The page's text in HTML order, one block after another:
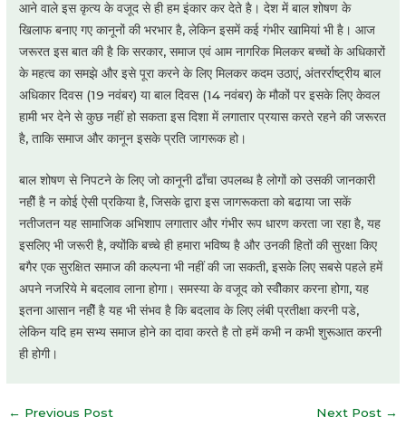
आने वाले इस कृत्य के वजूद से ही हम इंकार कर देते है। देश में बाल शोषण के
खिलाफ बनाए गए कानूनों की भरभार है, लेकिन इसमें कई गंभीर खामियां भी है। आज
जरूरत इस बात की है कि सरकार, समाज एवं आम नागरिक मिलकर बच्चों के अधिकारों
के महत्व का समझे और इसे पूरा करने के लिए मिलकर कदम उठाएं, अंतरर्राष्ट्रीय बाल
अधिकार दिवस (19 नवंबर) या बाल दिवस (14 नवंबर) के मौकों पर इसके लिए केवल
हामी भर देने से कुछ नहीं हो सकता इस दिशा में लगातार प्रयास करते रहने की जरूरत
है, ताकि समाज और कानून इसके प्रति जागरूक हो।
बाल शोषण से निपटने के लिए जो कानूनी ढॉंचा उपलब्ध है लोगों को उसकी जानकारी
नहीें है न कोई ऐसी प्रकिया है, जिसके द्वारा इस जागरूकता को बढाया जा सकें
नतीजतन यह सामाजिक अभिशाप लगातार और गंभीर रूप धारण करता जा रहा है, यह
इसलिए भी जरूरी है, क्योंकि बच्चे ही हमारा भविष्य है और उनकी हितों की सुरक्षा किए
बगैर एक सुरक्षित समाज की कल्पना भी नहीं की जा सकती, इसके लिए सबसे पहले हमें
अपने नजरिये मे बदलाव लाना होगा। समस्या के वजूद को स्वीेकार करना होगा, यह
इतना आसान नहीें है यह भी संभव है कि बदलाव के लिए लंबी प्रतीक्षा करनी पडे,
लेकिन यदि हम सभ्य समाज होने का दावा करते है तो हमें कभी न कभी शुरूआत करनी
ही होगी।
Post
← Previous Post Next Post →